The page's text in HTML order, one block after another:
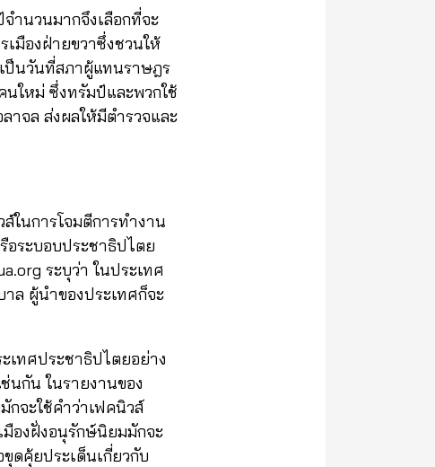
ำนวนมากจึงเลือกที่จะ
มืองฝ่ายขวาซึ่งชวนให้
ป็นวันที่สภาผู้แทนราษฎร
นใหม่ ซึ่งทรัมป์และพวกใช้
าจล ส่งผลให้มีตำรวจและ
ในการโจมตีการทำงาน
อระบอบประชาธิปไตย
ระบุว่า ในประเทศ
าล ผู้นำของประเทศก็จะ
เทศประชาธิปไตยอย่าง
นกัน ในรายงานของ
จะใช้คำว่าเฟคนิวส์
มืองฝั่งอนุรักษ์นิยมมักจะ
ดคุ้ยประเด็นเกี่ยวกับ